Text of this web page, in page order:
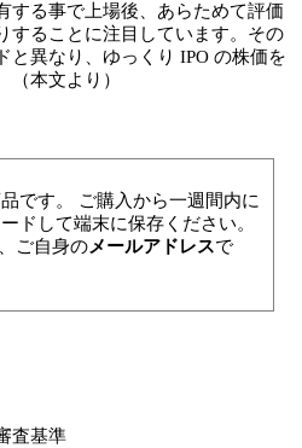
する事で上場後、あらためて評価
することに注目しています。その
と異なり、ゆっくり IPO の株価を
（本文より）
です。 ご購入から一週間内に
ドして端末に保存ください。
ご自身のメールアドレスで
査基準